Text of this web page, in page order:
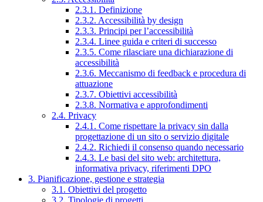
2.3.1. Definizione
2.3.2. Accessibilità by design
2.3.3. Principi per l’accessibilità
2.3.4. Linee guida e criteri di successo
2.3.5. Come rilasciare una dichiarazione di
accessibilità
2.3.6. Meccanismo di feedback e procedura di
attuazione
2.3.7. Obiettivi accessibilità
2.3.8. Normativa e approfondimenti
2.4. Privacy
2.4.1. Come rispettare la privacy sin dalla
progettazione di un sito o servizio digitale
2.4.2. Richiedi il consenso quando necessario
2.4.3. Le basi del sito web: architettura,
informativa privacy, riferimenti DPO
3. Pianificazione, gestione e strategia
3.1. Obiettivi del progetto
3.2. Tipologie di progetti